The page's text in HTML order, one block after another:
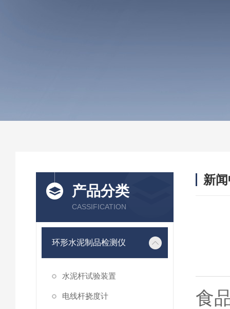
产品分类
CASSIFICATION
环形水泥制品检测仪
水泥杆试验装置
电线杆挠度计
新
食